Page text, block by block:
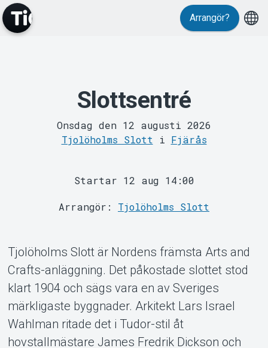
MyTickster
Om Tickster
Arrangör?
Slottsentré
Onsdag den 12 augusti 2026
Tjolöholms Slott i Fjärås
Startar 12 aug 14:00
Arrangör: Tjolöholms Slott
Tjolöholms Slott är Nordens främsta Arts and
Crafts-anläggning. Det påkostade slottet stod
klart 1904 och sägs vara en av Sveriges
märkligaste byggnader. Arkitekt Lars Israel
Wahlman ritade det i Tudor-stil åt
hovstallmästare James Fredrik Dickson och